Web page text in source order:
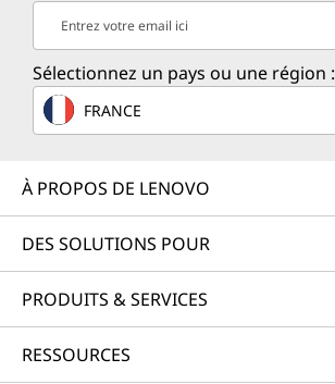
Entrez votre email ici
Sélectionnez un pays ou une région :
FRANCE
À PROPOS DE LENOVO
DES SOLUTIONS POUR
PRODUITS & SERVICES
RESSOURCES